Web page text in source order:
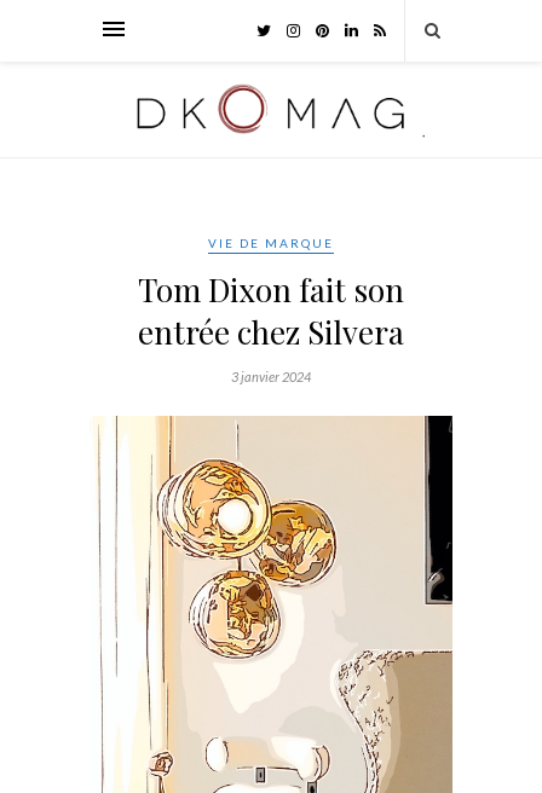
VIE DE MARQUE
Tom Dixon fait son
entrée chez Silvera
3 janvier 2024